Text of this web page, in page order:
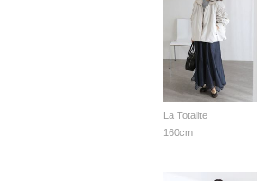
La Totalite
160cm